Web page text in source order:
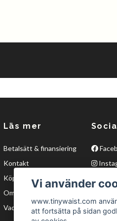
Läs mer
Betalsätt & finansiering
Kontakt
Köpvillkor
Om oss
Vad är waisttraining?
Vi använder
www.tinywaist.com
att fortsätta på sidan